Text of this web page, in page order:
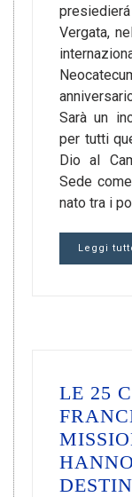
Vergata,
Sarà un
per tutti
Dio al
Sede
nato tra i
Leggi
LE 25